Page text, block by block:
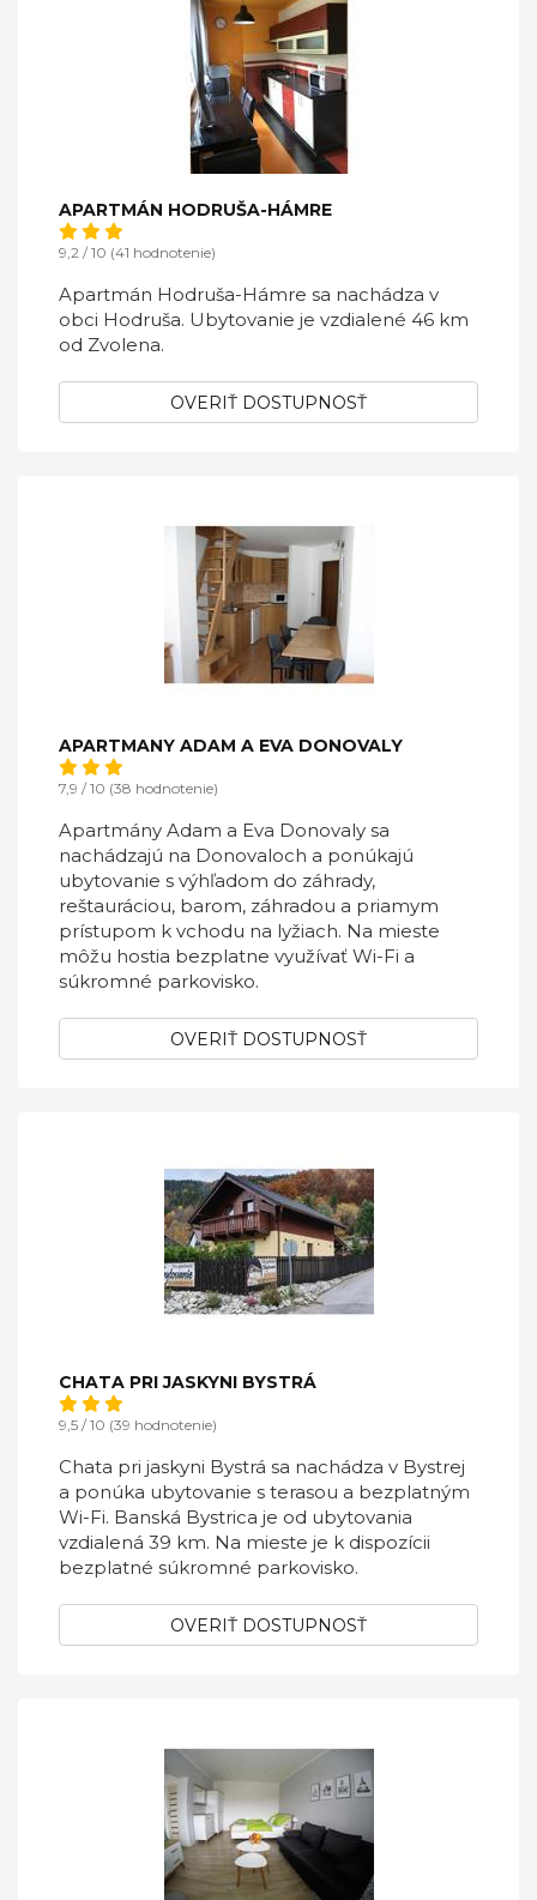
APARTMÁN HODRUŠA-HÁMRE
9,2 / 10 (41 hodnotenie)
Apartmán Hodruša-Hámre sa nachádza v
obci Hodruša. Ubytovanie je vzdialené 46 km
od Zvolena.
OVERIŤ DOSTUPNOSŤ
APARTMANY ADAM A EVA DONOVALY
7,9 / 10 (38 hodnotenie)
Apartmány Adam a Eva Donovaly sa
nachádzajú na Donovaloch a ponúkajú
ubytovanie s výhľadom do záhrady,
reštauráciou, barom, záhradou a priamym
prístupom k vchodu na lyžiach. Na mieste
môžu hostia bezplatne využívať Wi-Fi a
súkromné parkovisko.
OVERIŤ DOSTUPNOSŤ
CHATA PRI JASKYNI BYSTRÁ
9,5 / 10 (39 hodnotenie)
Chata pri jaskyni Bystrá sa nachádza v Bystrej
a ponúka ubytovanie s terasou a bezplatným
Wi-Fi. Banská Bystrica je od ubytovania
vzdialená 39 km. Na mieste je k dispozícii
bezplatné súkromné parkovisko.
OVERIŤ DOSTUPNOSŤ